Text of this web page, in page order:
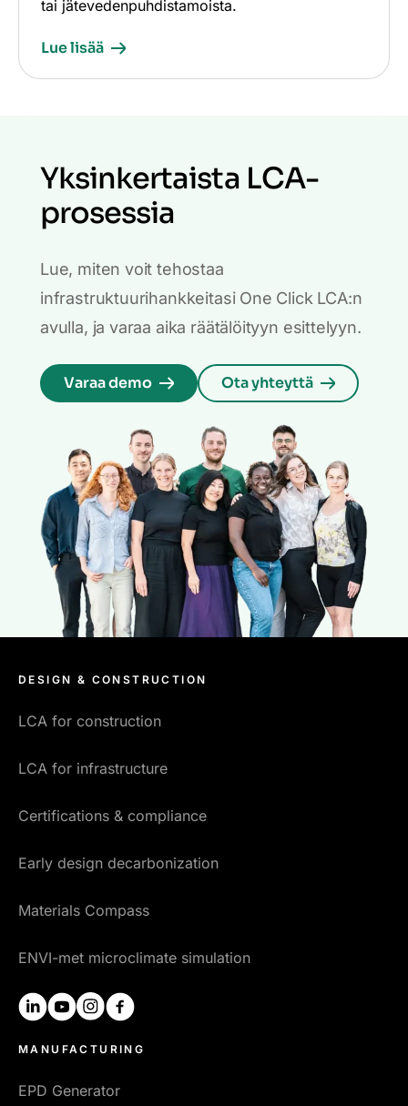
tai jätevedenpuhdistamoista.
Lue lisää
Yksinkertaista LCA-
prosessia
Lue, miten voit tehostaa
infrastruktuurihankkeitasi One Click LCA:n
avulla, ja varaa aika räätälöityyn esittelyyn.
Varaa demo Ota yhteyttä
DESIGN & CONSTRUCTION
LCA for construction
LCA for infrastructure
Certifications & compliance
Early design decarbonization
Materials Compass
ENVI-met microclimate simulation
linkedinyoutubeinstagram
MANUFACTURING
EPD Generator